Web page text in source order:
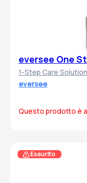
eversee One
1-Step Care
eversee
Questo prodotto è
Esaurito